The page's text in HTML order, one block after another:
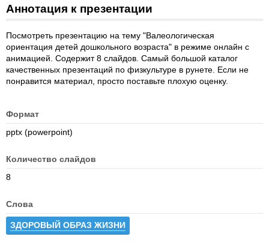
Аннотация к презентации
Посмотреть презентацию на тему "Валеологическая
ориентация детей дошкольного возраста" в режиме онлайн с
анимацией. Содержит 8 слайдов. Самый большой каталог
качественных презентаций по физкультуре в рунете. Если не
понравится материал, просто поставьте плохую оценку.
Формат
pptx (powerpoint)
Количество слайдов
8
Слова
ЗДОРОВЫЙ ОБРАЗ ЖИЗНИ